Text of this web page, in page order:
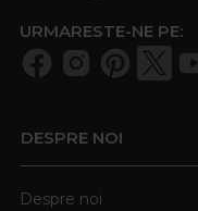
URMARESTE-NE PE:
DESPRE NOI
Despre noi